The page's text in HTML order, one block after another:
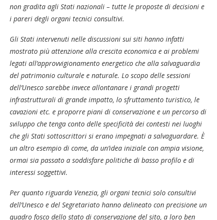
non gradita agli Stati nazionali – tutte le proposte di decisioni e
i pareri degli organi tecnici consultivi.
Gli Stati intervenuti nelle discussioni sui siti hanno infatti
mostrato più attenzione alla crescita economica e ai problemi
legati all’approvvigionamento energetico che alla salvaguardia
del patrimonio culturale e naturale. Lo scopo delle sessioni
dell’Unesco sarebbe invece allontanare i grandi progetti
infrastrutturali di grande impatto, lo sfruttamento turistico, le
cavazioni etc. e proporre piani di conservazione e un percorso di
sviluppo che tenga conto delle specificità dei contesti nei luoghi
che gli Stati sottoscrittori si erano impegnati a salvaguardare. È
un altro esempio di come, da un’idea iniziale con ampia visione,
ormai sia passato a soddisfare politiche di basso profilo e di
interessi soggettivi.
Per quanto riguarda Venezia, gli organi tecnici solo consultivi
dell’Unesco e del Segretariato hanno delineato con precisione un
quadro fosco dello stato di conservazione del sito, a loro ben